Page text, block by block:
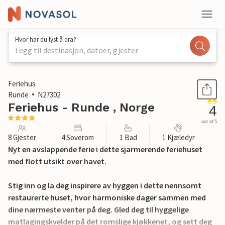
Hvor har du lyst å dra?
Legg til destinasjon, datoer, gjester
1 / 24
Feriehus
Runde
N27302
Feriehus - Runde , Norge 4
out of 5
8 Gjester 4 Soverom 1 Bad 1 Kjæledyr
Nyt en avslappende ferie i dette sjarmerende feriehuset
med flott utsikt over havet.
Stig inn og la deg inspirere av hyggen i dette nennsomt
restaurerte huset, hvor harmoniske dager sammen med
dine nærmeste venter på deg. Gled deg til hyggelige
matlagingskvelder på det romslige kjøkkenet, og sett deg